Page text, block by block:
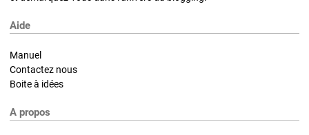
Aide
Manuel
Contactez nous
Boite à idées
A propos